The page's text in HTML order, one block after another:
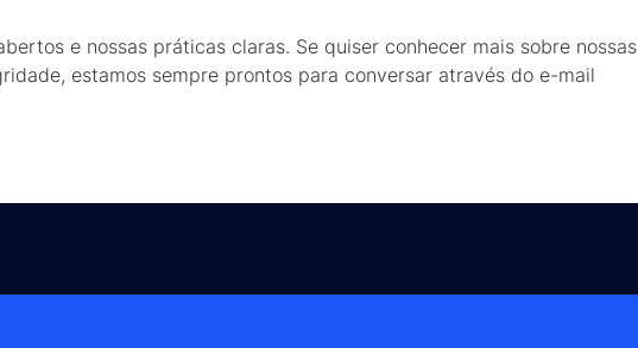
e nossas práticas claras. Se quiser conhecer mais sobre nossas
estamos sempre prontos para conversar através do e-mail